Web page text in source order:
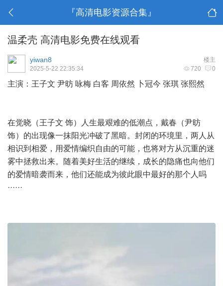
『高清电影资源合集』
温柔壳 高清电影免费在线观看
楼主
yiwan8
720 0
2025-5-22 22:35:34
主演：王子文 尹昉 咏梅 白客 周依然 卜冠今 张琪 张熙然
在觉晓（王子文 饰）人生最艰难的低潮点，戴春（尹昉
饰）的出现像一抹阳光冲破了黑暗。封闭的环境里，两人从
相识到相爱，用爱情编织自由的可能，也将对方从沉重的迷
雾中拯救出来。随着美好生活的继续，成长的隐痛也向他们
的爱情暗袭而来，他们还能成为彼此眼中最好的那个人吗
······